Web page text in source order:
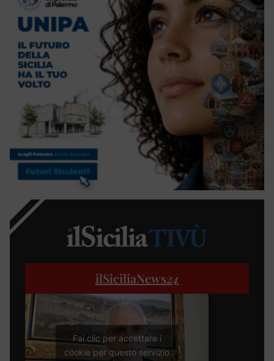
ilSiciliaNews24
Fai clic per accettare i
cookie per questo servizio